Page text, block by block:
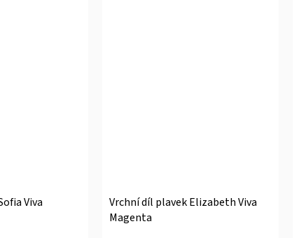
Viva
Vrchní díl plavek Elizabeth Viva
Magenta